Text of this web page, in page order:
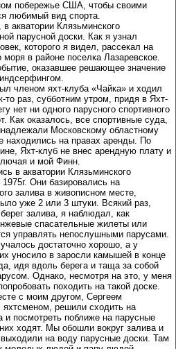
побережье США, чтобы своими
любимый вид спорта.
акватории Клязьминского
парусной доски. Как я узнал
которого я видел, рассекал на
в районе поселка Лазаревское.
оказавшее решающее значение
членом яхт-клуба «Чайка» и ходил
то раз, субботним утром, придя в Яхт-
нет ни одного парусного спортивного
Как оказалось, все спортивные суда,
Московскому областному
на правах аренды. По
Яхт-клуб не внес арендную плату и
и мой Финн.
в акватории Клязьминского
Они базировались на
залива в живописном месте,
уже 2 или 3 штуки. Всякий раз,
залива, я наблюдал, как
спасательные жилеты или
управлять непослушными парусами.
достаточно хорошо, а у
уносило в заросли камышей в конце
идя вдоль берега и таща за собой
Однако, несмотря на это, у меня
походить на такой доске.
с моим другом, Сергеем
решили сходить на
и посмотреть поближе на парусные
ходят. Мы обошли вокруг залива и
на воду парусные доски. Там